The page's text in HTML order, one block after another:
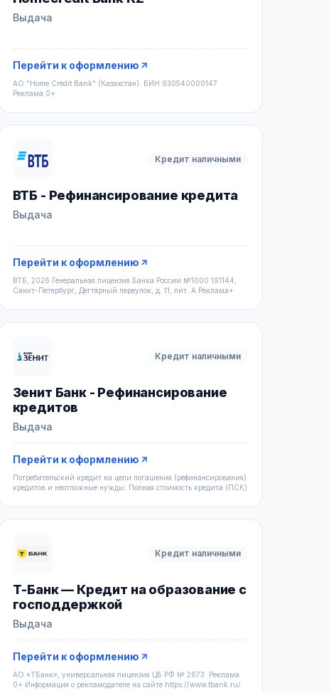
Выдача
Перейти к оформлению
АО "Home Credit Bank" (Казахстан): БИН 930540000147
Реклама 0+
Кредит наличными
ВТБ - Рефинансирование кредита
Выдача
Перейти к оформлению
ВТБ, 2026 Генеральная лицензия Банка России №1000 191144,
Санкт-Петербург, Дегтярный переулок, д. 11, лит. А Реклама+
Кредит наличными
Зенит Банк - Рефинансирование
кредитов
Выдача
Перейти к оформлению
Потребительский кредит на цели погашения (рефинансирования)
кредитов и неотложные нужды. Полная стоимость кредита (ПСК)
Кредит наличными
Т-Банк — Кредит на образование с
господдержкой
Выдача
Перейти к оформлению
АО «ТБанк», универсальная лицензия ЦБ РФ № 2673. Реклама
0+ Информация о рекламодателе на сайте https://www.tbank.ru/